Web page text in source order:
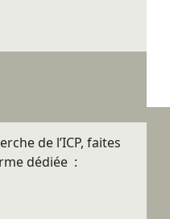
de l’ICP, faites
dédiée :